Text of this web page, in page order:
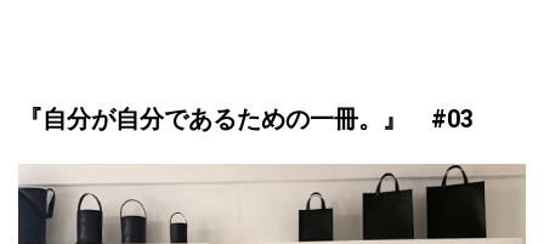
『自分が自分であるための一冊。』 #03